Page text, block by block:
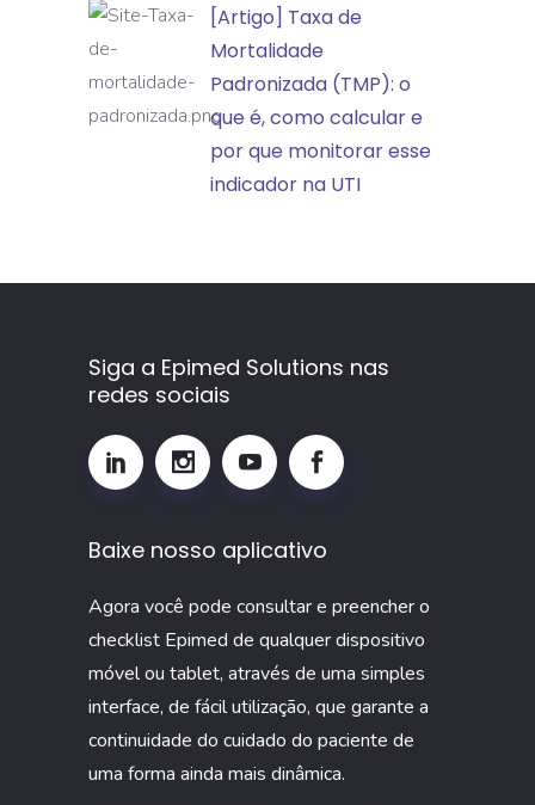
indicadores
em
aprendizado
[Artigo]
Taxa
de
Mortalidade
é,
e
que
monitorar
indicador
UTI
[Artigo] Taxa de
Mortalidade
Padronizada (TMP): o
que é, como calcular e
por que monitorar esse
indicador na UTI
Siga a Epimed Solutions nas
redes sociais
Baixe nosso aplicativo
Agora você pode consultar e preencher o
checklist Epimed de qualquer dispositivo
móvel ou tablet, através de uma simples
interface, de fácil utilização, que garante a
continuidade do cuidado do paciente de
uma forma ainda mais dinâmica.